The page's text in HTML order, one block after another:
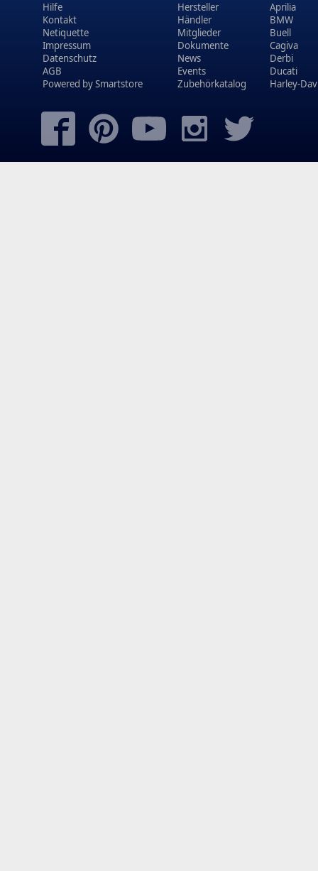
Hilfe
Kontakt
Netiquette
Impressum
Datenschutz
AGB
Powered bySmartstore
Hersteller
Händler
Mitglieder
Dokumente
News
Events
Zubehörkatalog
Aprilia
BMW
Buell
Cagiva
Derbi
Ducati
Harley-